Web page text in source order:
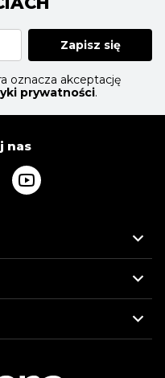
Zapisz się
oznacza akceptację
prywatności.
nas